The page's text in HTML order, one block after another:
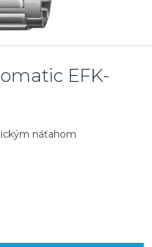
EFK-
náťahom